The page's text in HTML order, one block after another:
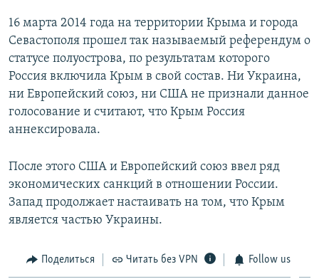
16 марта 2014 года на территории Крыма и города
Севастополя прошел так называемый референдум о
статусе полуострова, по результатам которого
Россия включила Крым в свой состав. Ни Украина,
ни Европейский союз, ни США не признали данное
голосование и считают, что Крым Россия
аннексировала.
После этого США и Европейский союз ввел ряд
экономических санкций в отношении России.
Запад продолжает настаивать на том, что Крым
является частью Украины.
Поделиться Читать без VPN Follow us